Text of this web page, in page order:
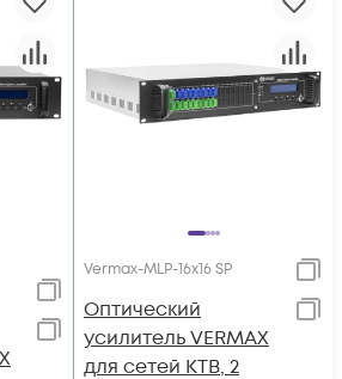
Vermax-MLP-16x16 SP
Оптический
усилитель VERMAX
для сетей КТВ, 2